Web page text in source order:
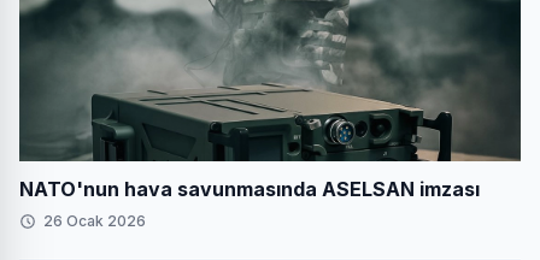
NATO'nun hava savunmasında ASELSAN imzası
26 Ocak 2026